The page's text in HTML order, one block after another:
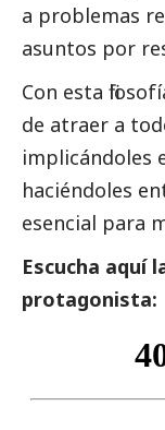
a problemas
asuntos por
Con esta
de atraer a
implicándoles
haciéndoles
esencial para
Escucha aquí
protagonista: